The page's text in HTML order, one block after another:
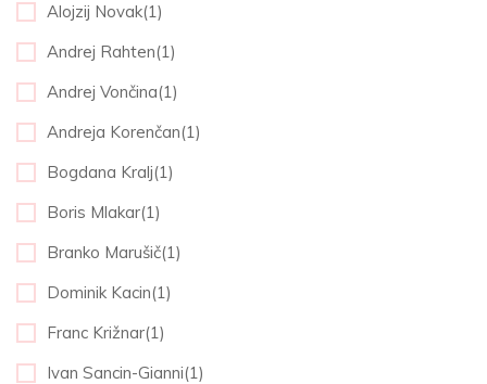
Alojzij Novak(1)
Andrej Rahten(1)
Andrej Vončina(1)
Andreja Korenčan(1)
Bogdana Kralj(1)
Boris Mlakar(1)
Branko Marušič(1)
Dominik Kacin(1)
Franc Križnar(1)
Ivan Sancin-Gianni(1)